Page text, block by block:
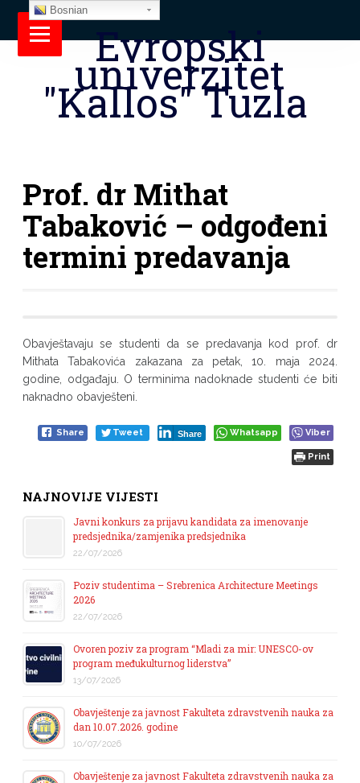
Evropski
univerzitet
"Kallos" Tuzla
Prof. dr Mithat
Tabaković – odgođeni
termini predavanja
Obavještavaju se studenti da se predavanja kod prof. dr
Mithata Tabakovića zakazana za petak, 10. maja 2024.
godine, odgađaju. O terminima nadoknade studenti će biti
naknadno obavješteni.
Share Tweet Share Whatsapp Viber
Print
NAJNOVIJE VIJESTI
Javni konkurs za prijavu kandidata za imenovanje
predsjednika/zamjenika predsjednika
22/07/2026
Poziv studentima – Srebrenica Architecture Meetings
2026
22/07/2026
Ovoren poziv za program “Mladi za mir: UNESCO-ov
program međukulturnog liderstva”
13/07/2026
Obavještenje za javnost Fakulteta zdravstvenih nauka za
dan 10.07.2026. godine
10/07/2026
Obavještenje za javnost Fakulteta zdravstvenih nauka za
Bosnian